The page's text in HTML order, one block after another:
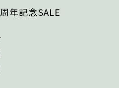
年記念SALE